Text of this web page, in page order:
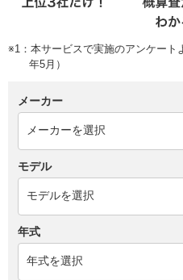
※1：本サービスで実施のアンケート
年5月）
メーカー
モデル
年式